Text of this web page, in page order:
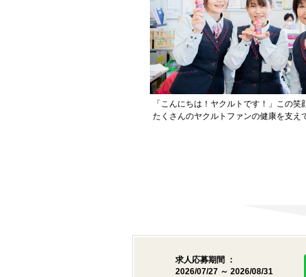
「こんにちは！ヤクルトです！」この笑
たくさんのヤクルトファンの健康を支え
求人応募期間 ：
2026/07/27 ～ 2026/08/31